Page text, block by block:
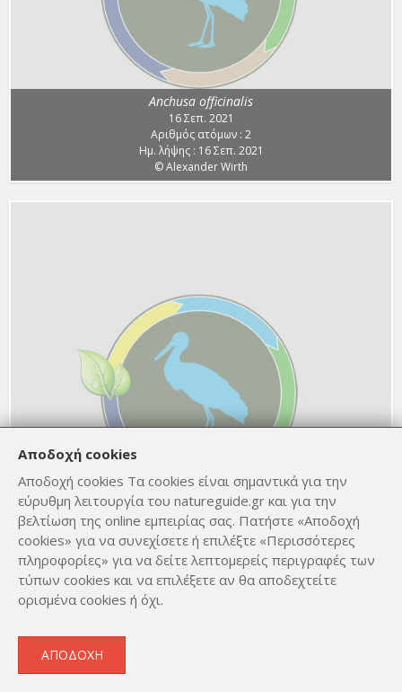
Anchusa officinalis
16 Σεπ. 2021
Αριθμός ατόμων : 2
Ημ. λήψης : 16 Σεπ. 2021
© Alexander Wirth
Malva sylvestris
16 Σεπ. 2021
Αριθμός ατόμων : 0
Ημ. λήψης : 16 Σεπ. 2021
© Alexander Wirth
Αποδοχή cookies
Αποδοχή cookies Τα cookies είναι σημαντικά για την
εύρυθμη λειτουργία του natureguide.gr και για την
βελτίωση της online εμπειρίας σας. Πατήστε «Αποδοχή
cookies» για να συνεχίσετε ή επιλέξτε «Περισσότερες
πληροφορίες» για να δείτε λεπτομερείς περιγραφές των
τύπων cookies και να επιλέξετε αν θα αποδεχτείτε
ορισμένα cookies ή όχι.
ΑΠΟΔΟΧΉ